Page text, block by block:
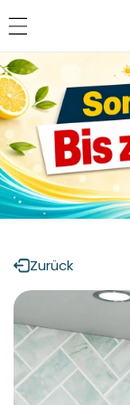
zum
Inhalt
Zurück